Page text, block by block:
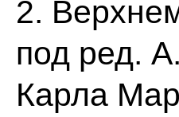
2.
под ред.
Карла